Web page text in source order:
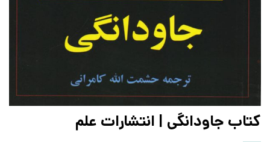
کتاب جاودانگی | انتشارات علم